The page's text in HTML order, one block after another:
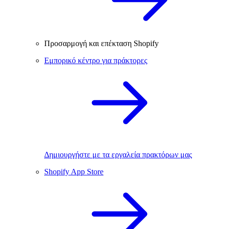
Προσαρμογή και επέκταση Shopify
Εμπορικό κέντρο για πράκτορες
Δημιουργήστε με τα εργαλεία πρακτόρων μας
Shopify App Store